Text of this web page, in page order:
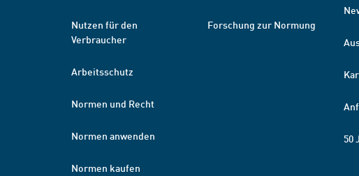
Nutzen für den
Verbraucher
Arbeitsschutz
Normen und Recht
Normen anwenden
Normen kaufen
Forschung zur Normung
50